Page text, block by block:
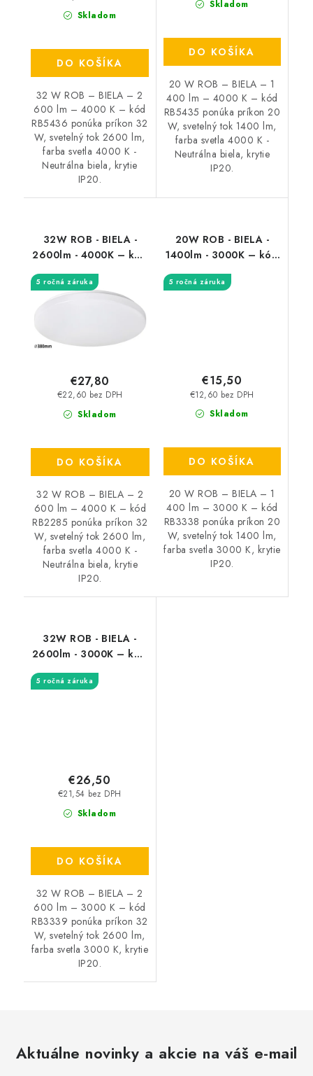
Skladom
DO KOŠÍKA
32 W ROB – BIELA – 2
600 lm – 4000 K – kód
RB5436 ponúka príkon 32
W, svetelný tok 2600 lm,
farba svetla 4000 K -
Neutrálna biela, krytie
IP20.
Skladom
DO KOŠÍKA
20 W ROB – BIELA – 1
400 lm – 4000 K – kód
RB5435 ponúka príkon 20
W, svetelný tok 1400 lm,
farba svetla 4000 K -
Neutrálna biela, krytie
IP20.
32W ROB - BIELA -
2600lm - 4000K – kód
5 ročná záruka
Skladom
€22,60 bez DPH
€27,80
DO KOŠÍKA
32 W ROB – BIELA – 2
600 lm – 4000 K – kód
RB2285 ponúka príkon 32
W, svetelný tok 2600 lm,
farba svetla 4000 K -
Neutrálna biela, krytie
IP20.
20W ROB - BIELA -
1400lm - 3000K – kód
5 ročná záruka
Skladom
€12,60 bez DPH
€15,50
DO KOŠÍKA
20 W ROB – BIELA – 1
400 lm – 3000 K – kód
RB3338 ponúka príkon 20
W, svetelný tok 1400 lm,
farba svetla 3000 K, krytie
IP20.
32W ROB - BIELA -
2600lm - 3000K – kód
RB3339
5 ročná záruka
Skladom
€21,54 bez DPH
€26,50
DO KOŠÍKA
32 W ROB – BIELA – 2
600 lm – 3000 K – kód
RB3339 ponúka príkon 32
W, svetelný tok 2600 lm,
farba svetla 3000 K, krytie
IP20.
Aktuálne novinky a akcie na váš e-mail